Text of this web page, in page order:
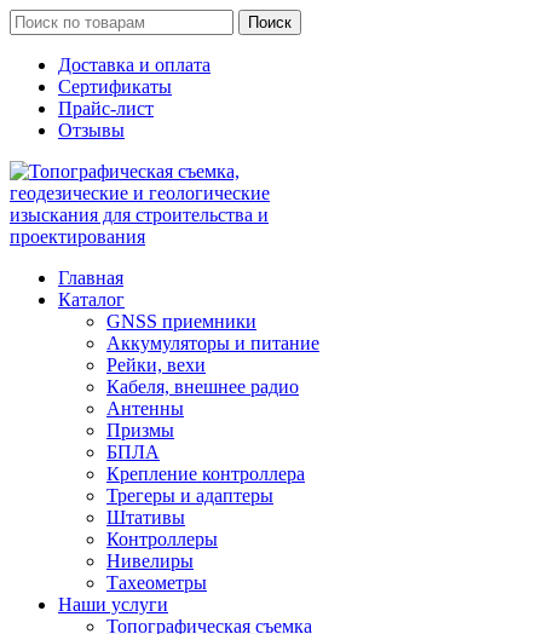
Поиск
Доставка и оплата
Сертификаты
Прайс-лист
Отзывы
Главная
Каталог
GNSS приемники
Аккумуляторы и питание
Рейки, вехи
Кабеля, внешнее радио
Антенны
Призмы
БПЛА
Крепление контроллера
Трегеры и адаптеры
Штативы
Контроллеры
Нивелиры
Тахеометры
Наши услуги
Топографическая съемка